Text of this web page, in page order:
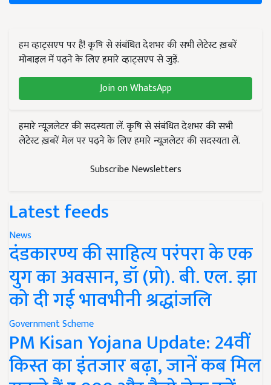
हम व्हाट्सएप पर हैं! कृषि से संबंधित देशभर की सभी लेटेस्ट ख़बरें
मोबाइल में पढ़ने के लिए हमारे व्हाट्सएप से जुड़ें.
Join on WhatsApp
हमारे न्यूज़लेटर की सदस्यता लें. कृषि से संबंधित देशभर की सभी
लेटेस्ट ख़बरें मेल पर पढ़ने के लिए हमारे न्यूज़लेटर की सदस्यता लें.
Subscribe Newsletters
Latest feeds
News
दंडकारण्य की साहित्य परंपरा के एक
युग का अवसान, डॉ (प्रो). बी. एल. झा
को दी गई भावभीनी श्रद्धांजलि
Government Scheme
PM Kisan Yojana Update: 24वीं
किस्त का इंतजार बढ़ा, जानें कब मिल